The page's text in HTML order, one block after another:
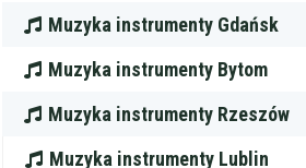
Muzyka instrumenty Gdańsk
Muzyka instrumenty Bytom
Muzyka instrumenty Rzeszów
Muzyka instrumenty Lublin